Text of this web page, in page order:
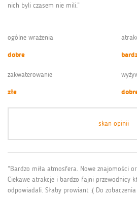
nich byli czasem nie mili.”
ogólne wrażenia
dobre
zakwaterowanie
złe
skan opinii
“Bardzo miła atmosfera. Nowe znajomości
Ciekawe atrakcje i bardzo fajni przewodnicy
odpowiadali. Słaby prowiant :( Do zobaczenia